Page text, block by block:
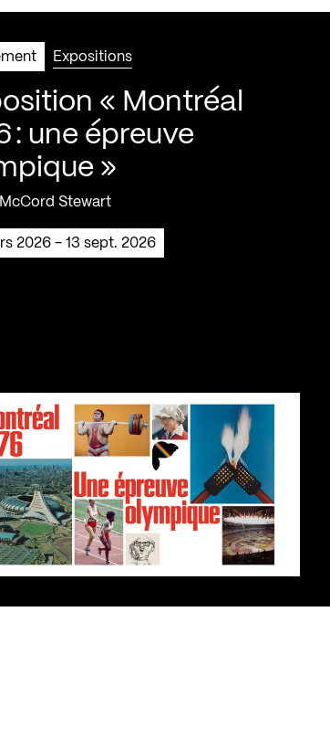
Expositions
« Montréal
: une épreuve
»
Stewart
2026 - 13 sept. 2026